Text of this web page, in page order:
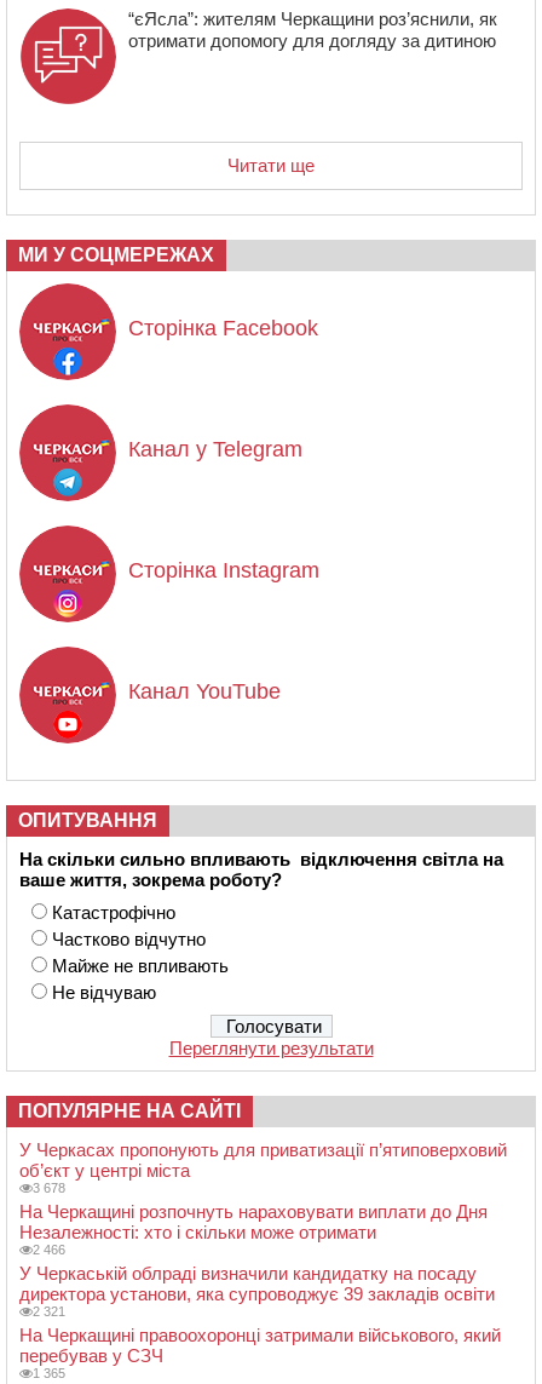
“єЯсла”: жителям Черкащини роз’яснили, як
отримати допомогу для догляду за дитиною
Читати ще
МИ У СОЦМЕРЕЖАХ
Сторінка Facebook
Канал у Telegram
Сторінка Instagram
Канал YouTube
ОПИТУВАННЯ
На скільки сильно впливають відключення світла на
ваше життя, зокрема роботу?
Катастрофічно
Частково відчутно
Майже не впливають
Не відчуваю
Переглянути результати
ПОПУЛЯРНЕ НА САЙТІ
У Черкасах пропонують для приватизації п’ятиповерховий
об’єкт у центрі міста
3 678
На Черкащині розпочнуть нараховувати виплати до Дня
Незалежності: хто і скільки може отримати
2 466
У Черкаській облраді визначили кандидатку на посаду
директора установи, яка супроводжує 39 закладів освіти
2 321
На Черкащині правоохоронці затримали військового, який
перебував у СЗЧ
1 365